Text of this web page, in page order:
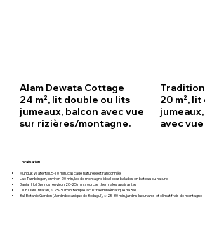
Alam Dewata Cottage
24 m², lit double ou lits
jumeaux, balcon avec vue
sur rizières/montagne.
20 m²,
avec
Localisation
Munduk Waterfall, 5-10 min, cascade naturelle et randonnée
Lac Tamblingan, environ 20 min, lac de montagne idéal pour balades en bateau ou nature
Banjar Hot Springs, environ 20-25 min, sources thermales apaisantes
Ulun Danu Bratan, ≈ 25-30 min, temple lacustre emblématique de Bali
Bali Botanic Garden (Jardin botanique de Bedugul), ≈ 25-30 min, jardins luxuriants et climat frais de montagne